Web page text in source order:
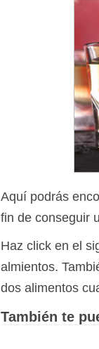
Aquí podrás
fin de conseguir
Haz click en el
almientos.
dos alimentos
También te